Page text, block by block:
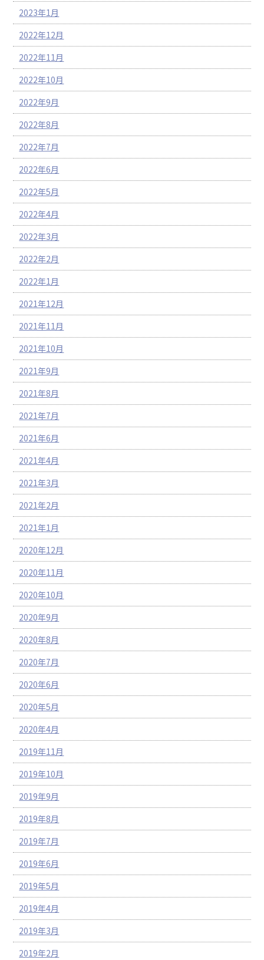
2023年1月
2022年12月
2022年11月
2022年10月
2022年9月
2022年8月
2022年7月
2022年6月
2022年5月
2022年4月
2022年3月
2022年2月
2022年1月
2021年12月
2021年11月
2021年10月
2021年9月
2021年8月
2021年7月
2021年6月
2021年4月
2021年3月
2021年2月
2021年1月
2020年12月
2020年11月
2020年10月
2020年9月
2020年8月
2020年7月
2020年6月
2020年5月
2020年4月
2019年11月
2019年10月
2019年9月
2019年8月
2019年7月
2019年6月
2019年5月
2019年4月
2019年3月
2019年2月